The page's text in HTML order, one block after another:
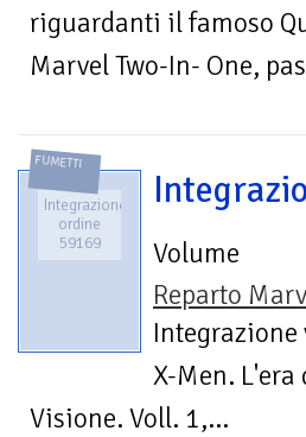
riguardanti il famoso
Marvel Two-In- One,
FUMETTI
Integrazione
ordine
59169
Volume
Reparto
X-Men.
Visione. Voll. 1,...